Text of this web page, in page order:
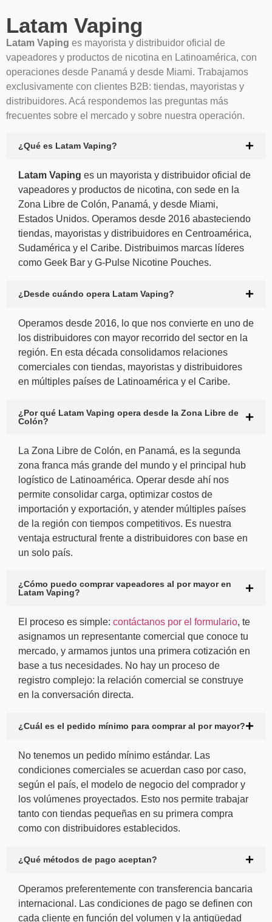
Latam Vaping
Latam Vaping es mayorista y distribuidor oficial de
vapeadores y productos de nicotina en Latinoamérica, con
operaciones desde Panamá y desde Miami. Trabajamos
exclusivamente con clientes B2B: tiendas, mayoristas y
distribuidores. Acá respondemos las preguntas más
frecuentes sobre el mercado y sobre nuestra operación.
¿Qué es Latam Vaping?
Latam Vaping es un mayorista y distribuidor oficial de
vapeadores y productos de nicotina, con sede en la
Zona Libre de Colón, Panamá, y desde Miami,
Estados Unidos. Operamos desde 2016 abasteciendo
tiendas, mayoristas y distribuidores en Centroamérica,
Sudamérica y el Caribe. Distribuimos marcas líderes
como Geek Bar y G-Pulse Nicotine Pouches.
¿Desde cuándo opera Latam Vaping?
Operamos desde 2016, lo que nos convierte en uno de
los distribuidores con mayor recorrido del sector en la
región. En esta década consolidamos relaciones
comerciales con tiendas, mayoristas y distribuidores
en múltiples países de Latinoamérica y el Caribe.
¿Por qué Latam Vaping opera desde la Zona Libre de
Colón?
La Zona Libre de Colón, en Panamá, es la segunda
zona franca más grande del mundo y el principal hub
logístico de Latinoamérica. Operar desde ahí nos
permite consolidar carga, optimizar costos de
importación y exportación, y atender múltiples países
de la región con tiempos competitivos. Es nuestra
ventaja estructural frente a distribuidores con base en
un solo país.
¿Cómo puedo comprar vapeadores al por mayor en
Latam Vaping?
El proceso es simple: contáctanos por el formulario, te
asignamos un representante comercial que conoce tu
mercado, y armamos juntos una primera cotización en
base a tus necesidades. No hay un proceso de
registro complejo: la relación comercial se construye
en la conversación directa.
¿Cuál es el pedido mínimo para comprar al por mayor?
No tenemos un pedido mínimo estándar. Las
condiciones comerciales se acuerdan caso por caso,
según el país, el modelo de negocio del comprador y
los volúmenes proyectados. Esto nos permite trabajar
tanto con tiendas pequeñas en su primera compra
como con distribuidores establecidos.
¿Qué métodos de pago aceptan?
Operamos preferentemente con transferencia bancaria
internacional. Las condiciones de pago se definen con
cada cliente en función del volumen y la antigüedad